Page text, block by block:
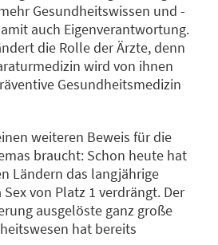
Gesundheitswissen und -
auch Eigenverantwortung.
die Rolle der Ärzte, denn
wird von ihnen
Gesundheitsmedizin
weiteren Beweis für die
braucht: Schon heute hat
Ländern das langjährige
von Platz 1 verdrängt. Der
ausgelöste ganz große
hat bereits